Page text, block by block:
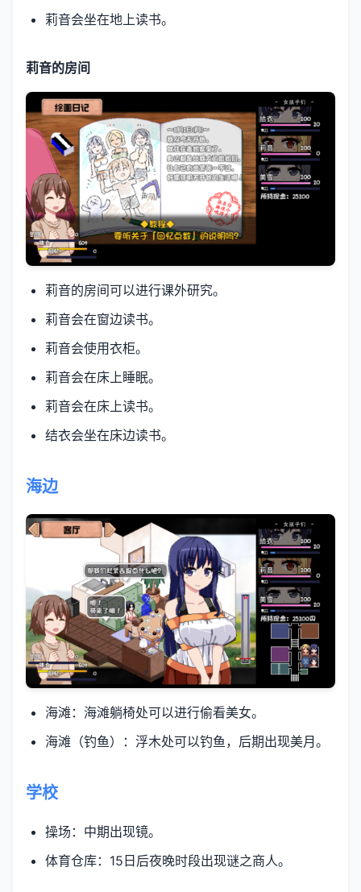
莉音会坐在地上读书。
莉音的房间
莉音的房间可以进行课外研究。
莉音会在窗边读书。
莉音会使用衣柜。
莉音会在床上睡眠。
莉音会在床上读书。
结衣会坐在床边读书。
海边
海滩：海滩躺椅处可以进行偷看美女。
海滩（钓鱼）：浮木处可以钓鱼，后期出现美月。
学校
操场：中期出现镜。
体育仓库：15日后夜晚时段出现谜之商人。